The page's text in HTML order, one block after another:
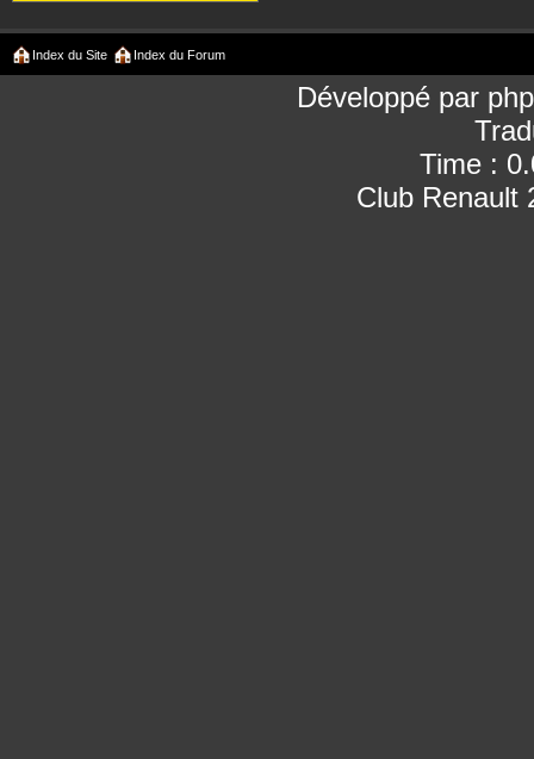
Index du Site Index du Forum
Développé par
Time :
Club Renault